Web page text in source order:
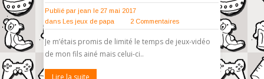
Publié par jean le 27 mai 2017
dans Les jeux de papa 2 Commentaires
Je m’étais promis de limité le temps de jeux-vidéo
de mon fils ainé mais celui-ci..
Lire la suite